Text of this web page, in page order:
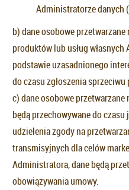
Administratorze danych
b) dane osobowe
produktów lub usług
podstawie uzasadnionego
do czasu zgłoszenia
c) dane osobowe
będą przechowywane do czasu
udzielenia zgody na
transmisyjnych dla celów
Administratora, dane będą
obowiązywania umowy.